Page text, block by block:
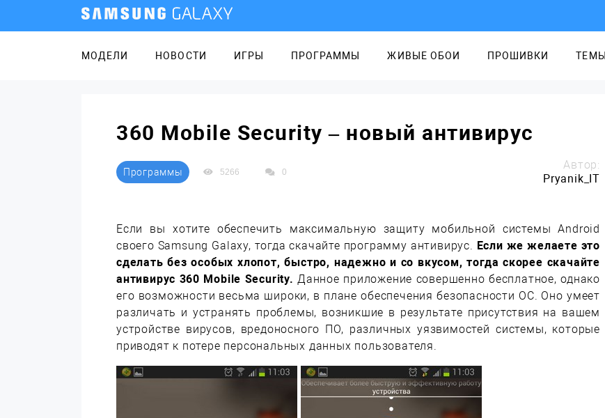
МОДЕЛИ НОВОСТИ ИГРЫ ПРОГРАММЫ ЖИВЫЕ ОБОИ ПРОШИВКИ ТЕМЫ
360 Mobile Security – новый антивирус
Программы 5266 0
Автор:
Pryanik_IT
Если вы хотите обеспечить максимальную защиту мобильной системы Android
своего Samsung Galaxy, тогда скачайте программу антивирус. Если же желаете это
сделать без особых хлопот, быстро, надежно и со вкусом, тогда скорее скачайте
антивирус 360 Mobile Security.Данное приложение совершенно бесплатное, однако
его возможности весьма широки, в плане обеспечения безопасности ОС. Оно умеет
различать и устранять проблемы, возникшие в результате присутствия на вашем
устройстве вирусов, вредоносного ПО, различных уязвимостей системы, которые
приводят к потере персональных данных пользователя.